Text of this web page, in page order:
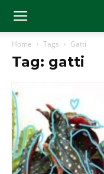
Home Tags Gatti
Tag: gatti